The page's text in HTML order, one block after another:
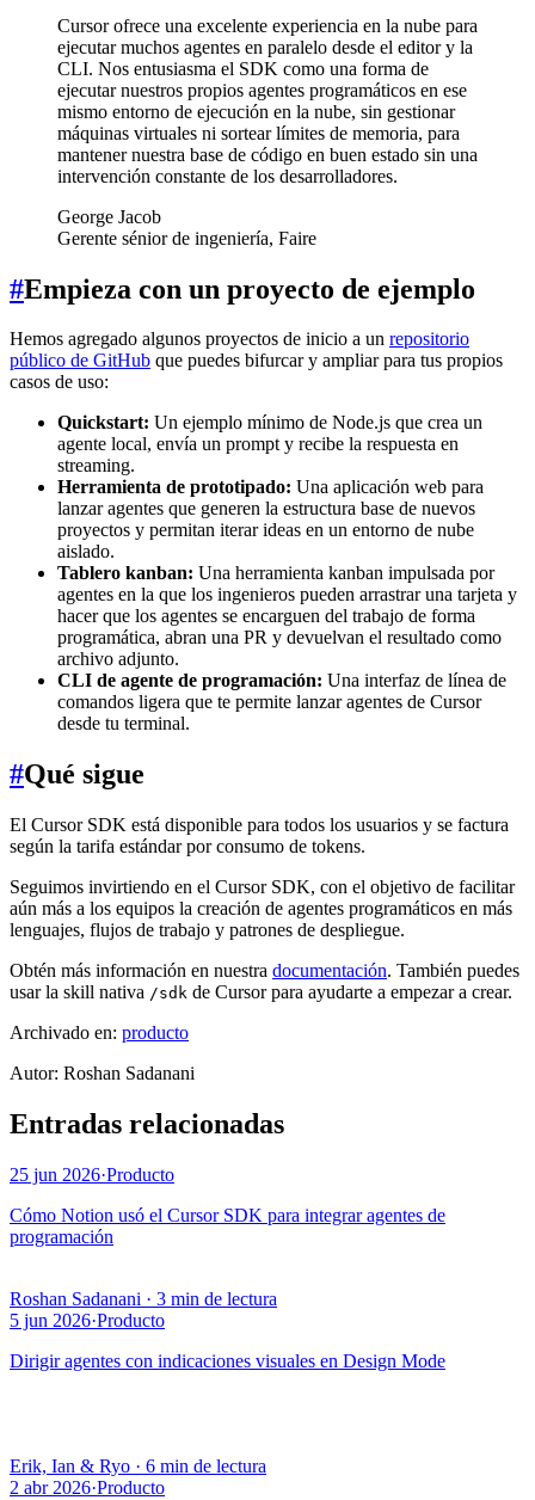
Cursor ofrece una excelente experiencia en la nube para
ejecutar muchos agentes en paralelo desde el editor y la
CLI. Nos entusiasma el SDK como una forma de
ejecutar nuestros propios agentes programáticos en ese
mismo entorno de ejecución en la nube, sin gestionar
máquinas virtuales ni sortear límites de memoria, para
mantener nuestra base de código en buen estado sin una
intervención constante de los desarrolladores.
George Jacob
Gerente sénior de ingeniería, Faire
#Empieza con un proyecto de ejemplo
Hemos agregado algunos proyectos de inicio a un repositorio
público de GitHub que puedes bifurcar y ampliar para tus propios
casos de uso:
Quickstart: Un ejemplo mínimo de Node.js que crea un
agente local, envía un prompt y recibe la respuesta en
streaming.
Herramienta de prototipado: Una aplicación web para
lanzar agentes que generen la estructura base de nuevos
proyectos y permitan iterar ideas en un entorno de nube
aislado.
Tablero kanban: Una herramienta kanban impulsada por
agentes en la que los ingenieros pueden arrastrar una tarjeta y
hacer que los agentes se encarguen del trabajo de forma
programática, abran una PR y devuelvan el resultado como
archivo adjunto.
CLI de agente de programación: Una interfaz de línea de
comandos ligera que te permite lanzar agentes de Cursor
desde tu terminal.
#Qué sigue
El Cursor SDK está disponible para todos los usuarios y se factura
según la tarifa estándar por consumo de tokens.
Seguimos invirtiendo en el Cursor SDK, con el objetivo de facilitar
aún más a los equipos la creación de agentes programáticos en más
lenguajes, flujos de trabajo y patrones de despliegue.
Obtén más información en nuestra documentación. También puedes
usar la skill nativa /sdk de Cursor para ayudarte a empezar a crear.
Archivado en: producto
Autor: Roshan Sadanani
Entradas relacionadas
25 jun 2026·Producto
Cómo Notion usó el Cursor SDK para integrar agentes de
programación
Roshan Sadanani · 3 min de lectura
5 jun 2026·Producto
Dirigir agentes con indicaciones visuales en Design Mode
Erik, Ian & Ryo · 6 min de lectura
2 abr 2026·Producto